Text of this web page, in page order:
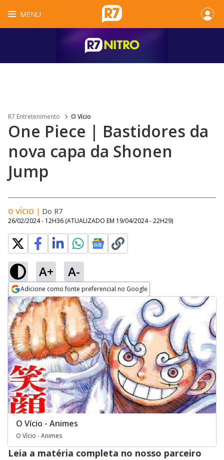
MENU
R7 Entretenimento O Vício
One Piece | Bastidores da
nova capa da Shonen
Jump
O VÍCIO | Do R7
26/02/2024 - 12H36 (ATUALIZADO EM 19/04/2024 - 22H29)
A+ A-
Adicione como fonte preferencial no Google
Opens in new window
O Vício - Animes
O Vício - Animes
Leia a matéria completa no nosso parceiro